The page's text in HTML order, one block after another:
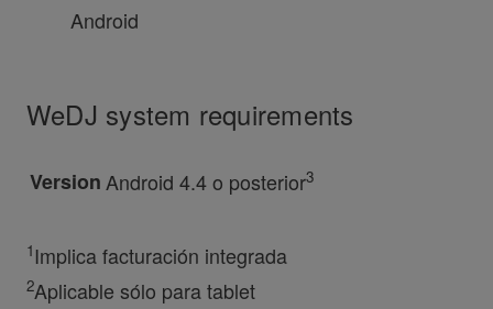
Android
WeDJ system requirements
Version Android 4.4 o posterior3
1 Implica facturación integrada
2Aplicable sólo para tablet